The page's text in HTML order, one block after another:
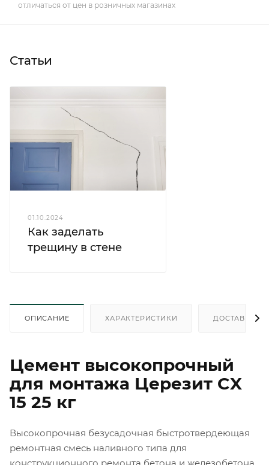
отличаться от цен в розничных магазинах
Статьи
01.10.2024
Как заделать
трещину в стене
ОПИСАНИЕ ХАРАКТЕРИСТИКИ ДОСТАВКА
Цемент высокопрочный
для монтажа Церезит CX
15 25 кг
Высокопрочная безусадочная быстротвердеющая
ремонтная смесь наливного типа для
конструкционного ремонта бетона и железобетона